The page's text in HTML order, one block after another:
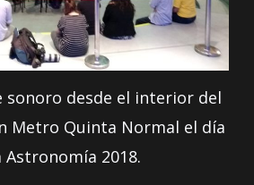
sonoro desde el interior del
Metro Quinta Normal el día
Astronomía 2018.